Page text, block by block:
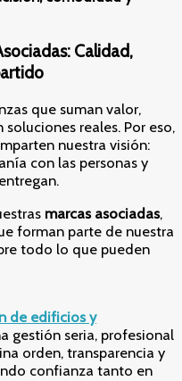
Calidad,
que suman valor,
reales. Por eso,
nuestra visión:
con las personas y
marcas asociadas,
forman parte de nuestra
todo lo que pueden
de edificios y
gestión seria, profesional
orden, transparencia y
confianza tanto en